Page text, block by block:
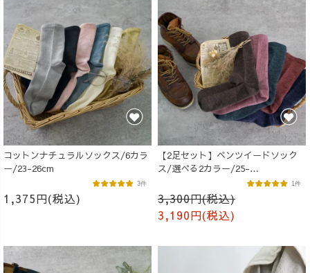
コットンナチュラルソックス/6カラ
ー/23-26cm
1,375円(税込)
3件
【2足セット】ベンツイードソック
ス/選べる2カラー/25-
3,300円(税込)
3,190円(税込)
1件